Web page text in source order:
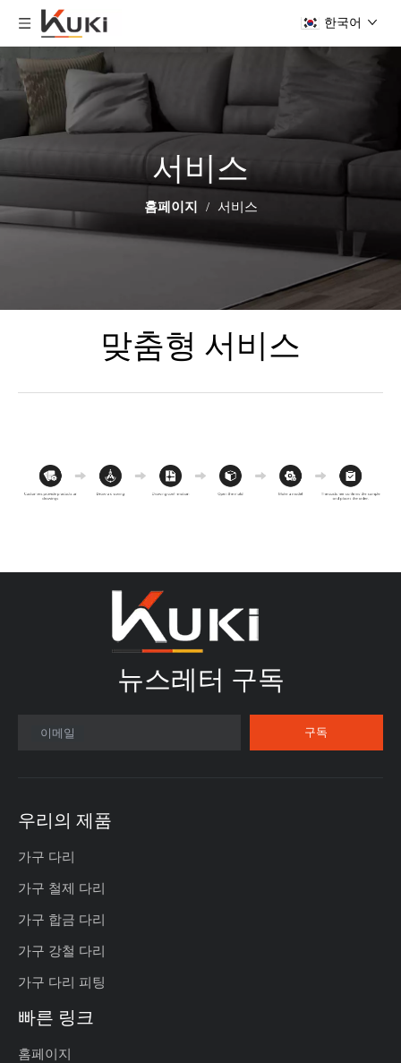
한국어
서비스
홈페이지 / 서비스
맞춤형 서비스
뉴스레터 구독​​​​​​​
이메일 구독
우리의 제품
가구 다리
가구 철제 다리
가구 합금 다리
가구 강철 다리
가구 다리 피팅
빠른 링크
홈페이지